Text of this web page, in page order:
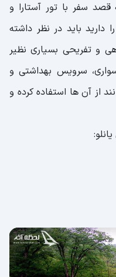
قصد سفر با تور آستارا و
دارید باید در نظر داشته
و تفریحی بسیاری نظیر
سرویس بهداشتی و
از آن ها استفاده کرده و